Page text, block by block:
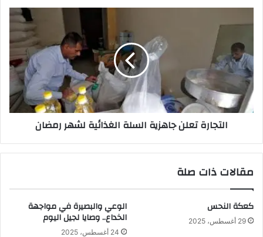
المتقدمة
في
من
مدير
بلدية
كربلاء
ومدراء
الاقسام
تعلن
السلة
الغذائية
لشهر
رمضان
التجارة تعلن جاهزية السلة الغذائية لشهر رمضان
مقالات ذات صلة
كعكة النحس
29 أغسطس، 2025
الوعي والبصيرة في مواجهة
الخداع.. وصايا لجيل اليوم
24 أغسطس، 2025